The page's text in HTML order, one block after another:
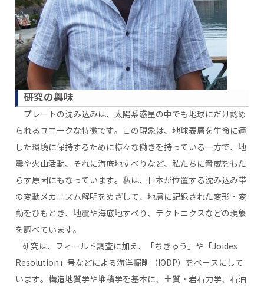
研究の興味
プレートの沈み込みは、太陽系惑星の中でも地球にだけ認め
られるユニークな特徴です。この現象は、地球表層を生命に適
した環境に保持するために様々な働きを持っている一方で、地
震や火山活動、それに海底地すべりなど、私たちに脅威をもた
らす原因にもなっています。私は、日本が位置する沈み込み帯
の変動メカニズム解明をめざして、地層に記録された変形・変
動をひもとき、地震や海底地すべり、テクトニクスなどの現象
を調べています。
研究は、フィールド調査に加え、「ちきゅう」や「Joides
Resolution」号などによる海洋掘削（IODP）をベースにして
います。構造地質学や堆積学を基本に、土質・岩石力学、石油